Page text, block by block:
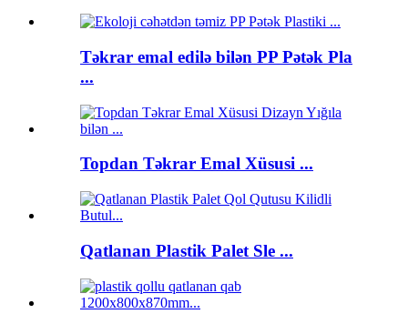
Təkrar emal edilə bilən PP Pətək Pla
...
Topdan Təkrar Emal Xüsusi ...
Qatlanan Plastik Palet Sle ...